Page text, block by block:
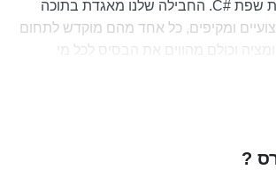
באוטומציה מבוססת שפת #C. החבילה שלנו מאגדת בתוכה
ומקיפים, כל אחד מהם מוקדש לתחום
וכולם מהווים את הבסיס לכל מי
תרגולים רבים ודוגמאות מהעולם?